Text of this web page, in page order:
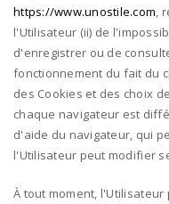
https://www.unostile.com ,
l'Utilisateur (ii) de
d'enregistrer ou de
fonctionnement du fait du
des Cookies et des choix
chaque navigateur est
d'aide du navigateur, qui
l'Utilisateur peut modifier
À tout moment,